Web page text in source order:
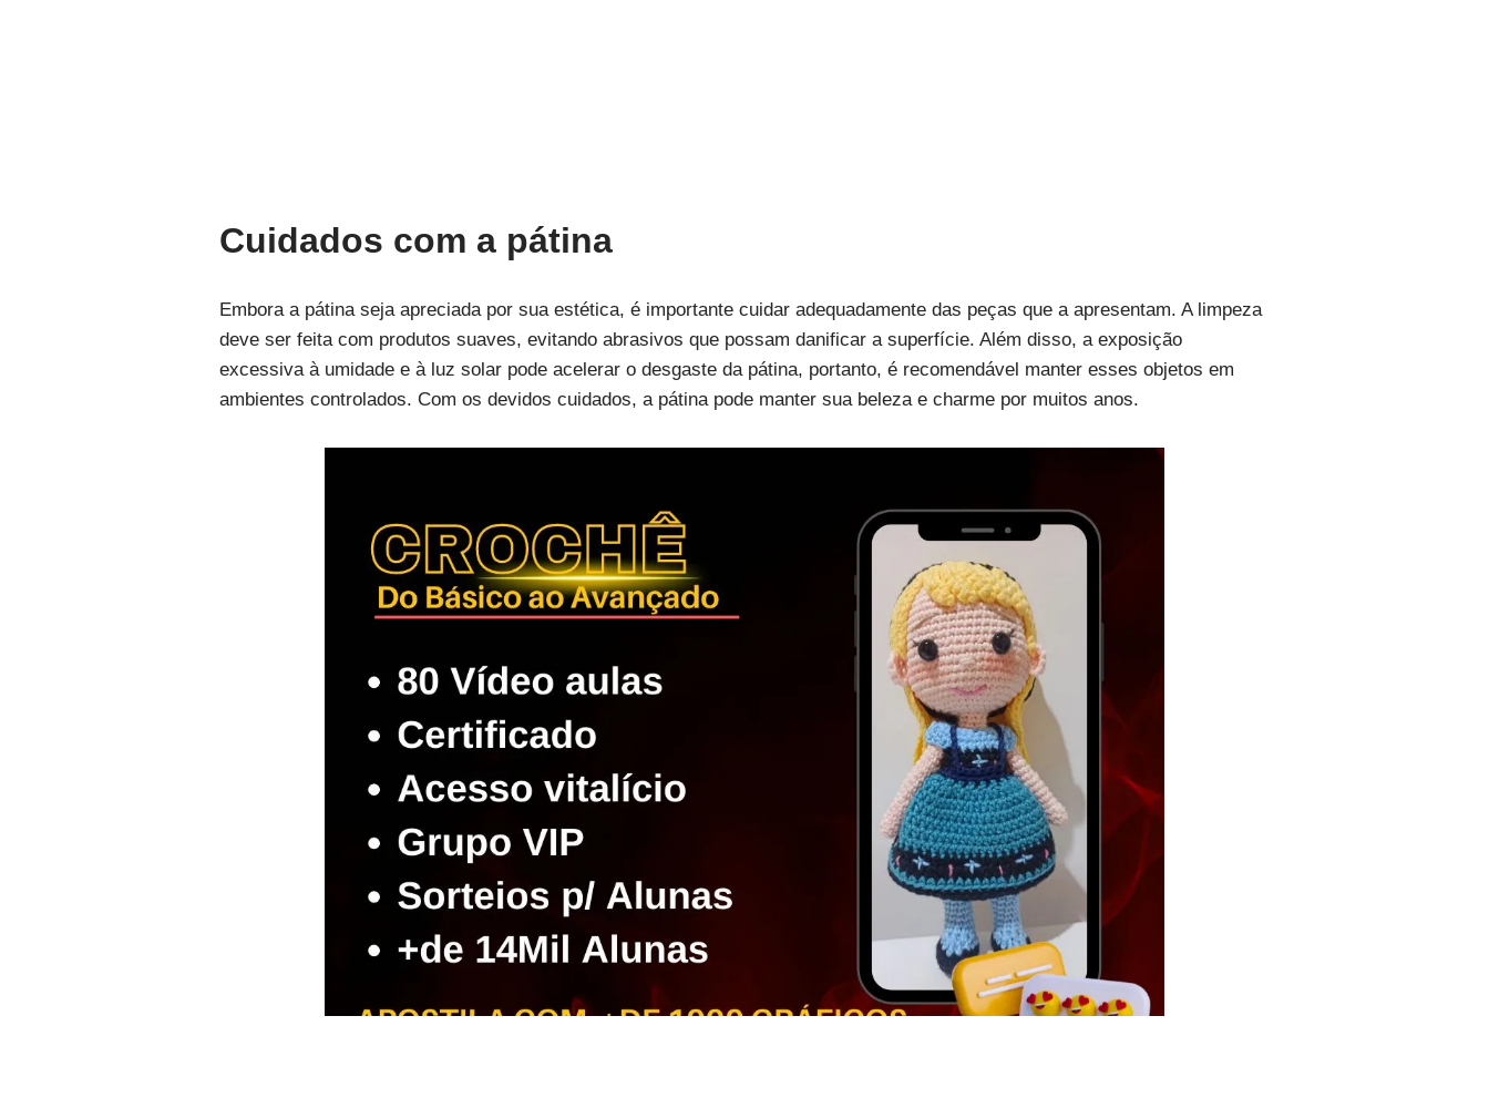
Cuidados com a pátina
Embora a pátina seja apreciada por sua estética, é importante cuidar adequadamente das peças que a apresentam. A limpeza
deve ser feita com produtos suaves, evitando abrasivos que possam danificar a superfície. Além disso, a exposição
excessiva à umidade e à luz solar pode acelerar o desgaste da pátina, portanto, é recomendável manter esses objetos em
ambientes controlados. Com os devidos cuidados, a pátina pode manter sua beleza e charme por muitos anos.